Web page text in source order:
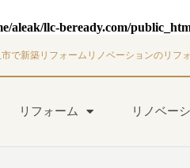
aleak/llc-beready.com/
で新築リフォームリノベーションのリフ
リフォーム リノベー